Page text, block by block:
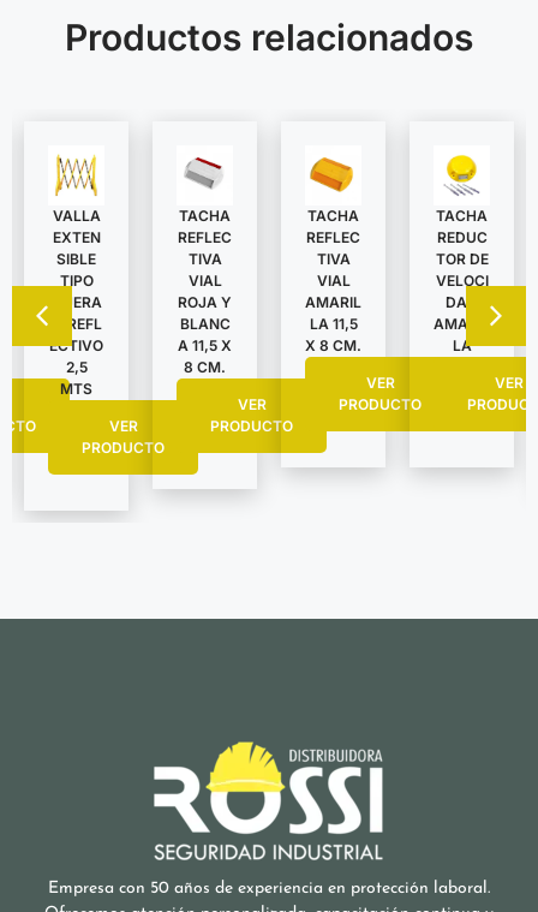
Productos relacionados
VALLA
EXTEN
SIBLE
TIPO
TIJERA
C/REFL
ECTIVO
2,5
MTS
VER
PRODUCTO
TACHA
REFLEC
TIVA
VIAL
ROJA Y
BLANC
A 11,5 X
8 CM.
VER
PRODUCTO
TACHA
REFLEC
TIVA
VIAL
AMARIL
LA 11,5
X 8 CM.
VER
PRODUCTO
TACHA
REDUC
TOR DE
VELOCI
DAD
AMARIL
LA
VER
Empresa con 50 años de experiencia en protección laboral.